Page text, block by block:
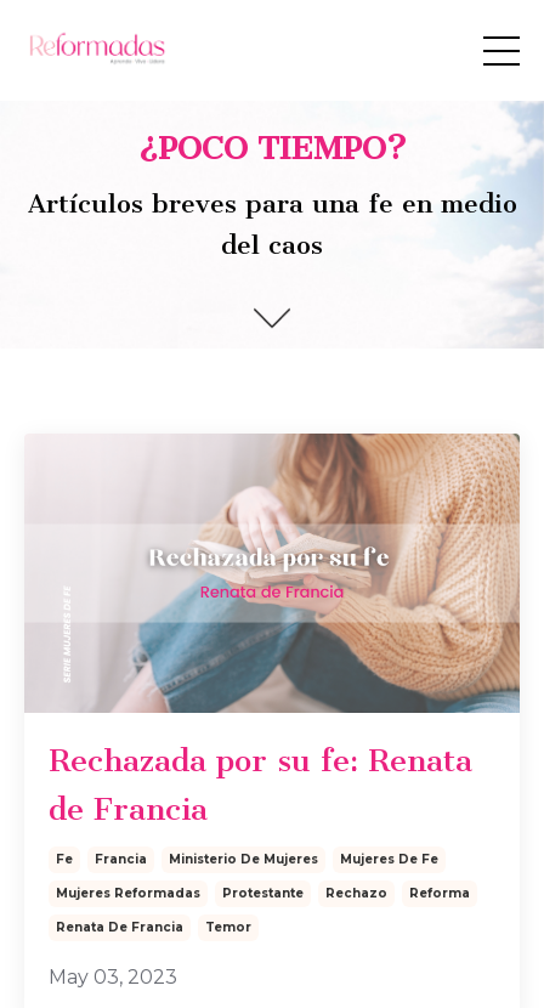
¿POCO TIEMPO?
Artículos breves para una fe en medio
del caos
Rechazada por su fe: Renata
de Francia
Fe Francia Ministerio De Mujeres Mujeres De Fe
Mujeres Reformadas Protestante Rechazo Reforma
Renata De Francia Temor
May 03, 2023